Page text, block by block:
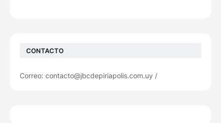
CONTACTO
Correo: contacto@jbcdepiriapolis.com.uy /